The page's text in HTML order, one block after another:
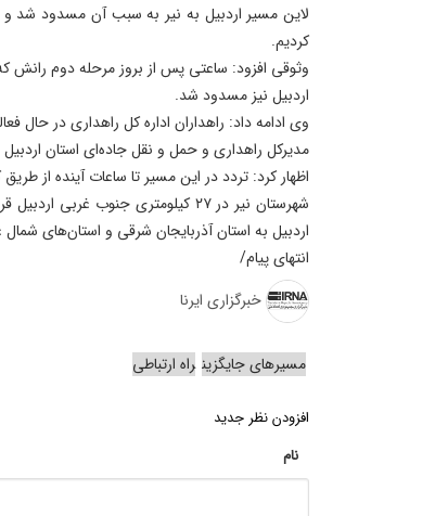
لاین مسیر اردبیل به نیر به سبب آن مسدود شد و
کردیم.
وثوقی افزود: ساعتی پس از بروز مرحله دوم رانش
اردبیل نیز مسدود شد.
وی ادامه داد: راهداران اداره کل راهداری در
مدیرکل راهداری و حمل و نقل جاده‌ای استان
اظهار کرد: تردد در این مسیر تا ساعات آینده از
شهرستان نیر در ۲۷ کیلومتری جنوب
اردبیل به استان آذربایجان شرقی و استان‌های
انتهای پیام/
خبرگزاری ایرنا
مسیرهای جایگزین راه ارتباطی
افزودن نظر جدید
نام